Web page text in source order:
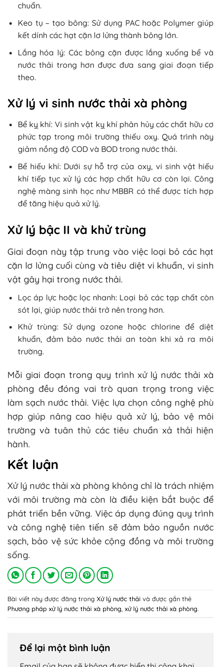
chuẩn.
Keo tụ – tạo bông: Sử dụng PAC hoặc Polymer giúp
kết dính các hạt cặn lơ lửng thành bông lớn.
Lắng hóa lý: Các bông cặn được lắng xuống bể và
nước thải trong hơn được đưa sang giai đoạn tiếp
theo.
Xử lý vi sinh nước thải xà phòng
Bể kỵ khí: Vi sinh vật kỵ khí phân hủy các chất hữu cơ
phức tạp trong môi trường thiếu oxy. Quá trình này
giảm nồng độ COD và BOD trong nước thải.
Bể hiếu khí: Dưới sự hỗ trợ của oxy, vi sinh vật hiếu
khí tiếp tục xử lý các hợp chất hữu cơ còn lại. Công
nghệ màng sinh học như MBBR có thể được tích hợp
để tăng hiệu quả xử lý.
Xử lý bậc II và khử trùng
Giai đoạn này tập trung vào việc loại bỏ các hạt
cặn lơ lửng cuối cùng và tiêu diệt vi khuẩn, vi sinh
vật gây hại trong nước thải.
Lọc áp lực hoặc lọc nhanh: Loại bỏ các tạp chất còn
sót lại, giúp nước thải trở nên trong hơn.
Khử trùng: Sử dụng ozone hoặc chlorine để diệt
khuẩn, đảm bảo nước thải an toàn khi xả ra môi
trường.
Mỗi giai đoạn trong quy trình xử lý nước thải xà
phòng đều đóng vai trò quan trọng trong việc
làm sạch nước thải. Việc lựa chọn công nghệ phù
hợp giúp nâng cao hiệu quả xử lý, bảo vệ môi
trường và tuân thủ các tiêu chuẩn xả thải hiện
hành.
Kết luận
Xử lý nước thải xà phòng không chỉ là trách nhiệm
với môi trường mà còn là điều kiện bắt buộc để
phát triển bền vững. Việc áp dụng đúng quy trình
và công nghệ tiên tiến sẽ đảm bảo nguồn nước
sạch, bảo vệ sức khỏe cộng đồng và môi trường
sống.
Bài viết này được đăng trong Xử lý nước thải và được gắn thẻ
Phương pháp xử lý nước thải xà phòng xử lý nước thải xà phòng.
Để lại một bình luận